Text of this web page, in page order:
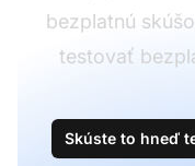
bezplatnú
testovať
Skúste to hneď